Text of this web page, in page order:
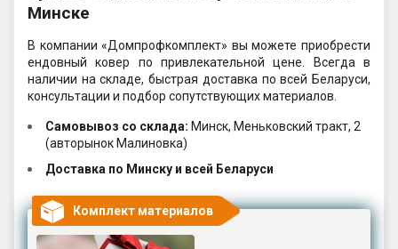
Минске
В компании «Домпрофкомплект» вы можете приобрести
ендовный ковер по привлекательной цене. Всегда в
наличии на складе, быстрая доставка по всей Беларуси,
консультации и подбор сопутствующих материалов.
Самовывоз со склада: Минск, Меньковский тракт, 2
(авторынок Малиновка)
Доставка по Минску и всей Беларуси
Комплект материалов